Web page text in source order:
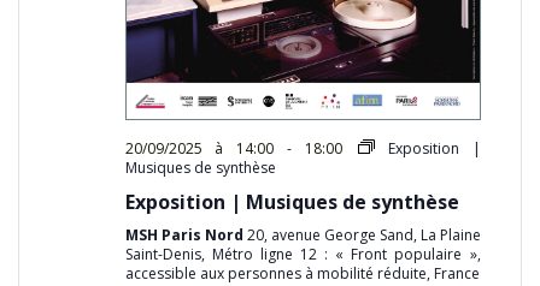
20/09/2025 à 14:00 - 18:00
Exposition |
Musiques de synthèse
Exposition | Musiques de synthèse
MSH Paris Nord 20, avenue George Sand, La Plaine
Saint-Denis, Métro ligne 12 : « Front populaire »,
accessible aux personnes à mobilité réduite, France